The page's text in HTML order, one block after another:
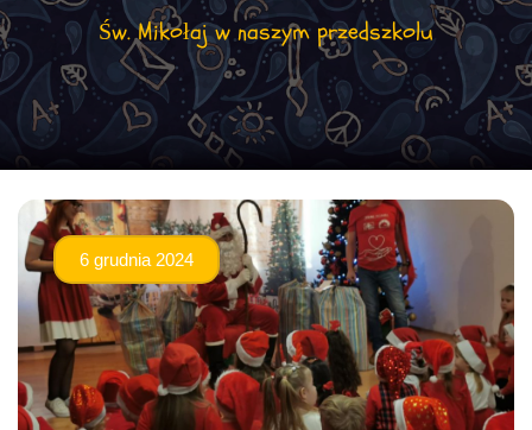
Św. Mikołaj w naszym przedszkolu
6 grudnia 2024